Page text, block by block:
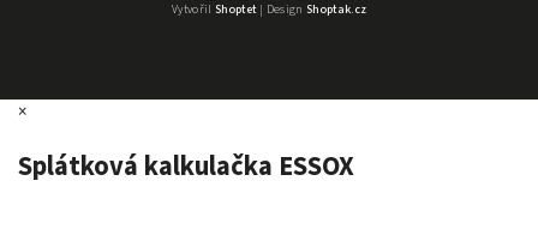
Vytvořil Shoptet| Design Shoptak.cz
×
Splátková kalkulačka ESSOX